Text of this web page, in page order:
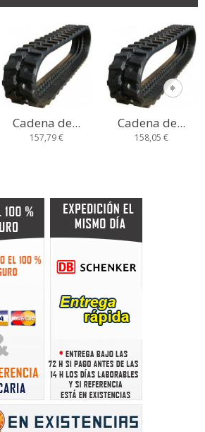
Cadena de...
157,79 €
Cadena de...
158,05 €